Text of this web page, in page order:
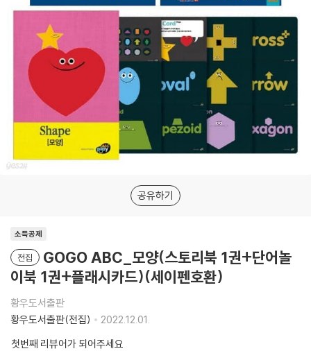
공유하기
소득공제
전집
GOGO ABC_모양(스토리북 1권+단어놀
이북 1권+플래시카드)(세이펜호환)
황우도서출판
황우도서출판(전집)
2022.12.01.
첫번째 리뷰어가 되어주세요